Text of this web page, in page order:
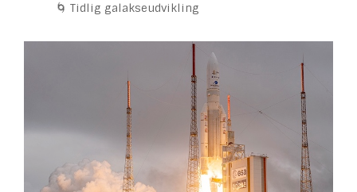
🌀 Tidlig galakseudvikling